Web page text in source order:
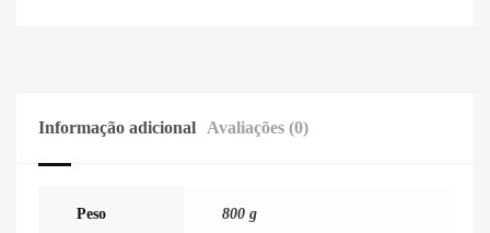
Informação adicional Avaliações (0)
Peso 800 g